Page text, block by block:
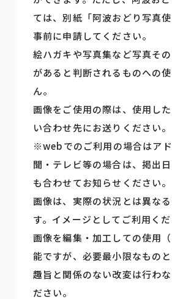
ては、別紙「阿波おどり写真
事前に申請してください。
絵ハガキや写真集など写真そ
があると判断されるものへの
ん。
画像をご使用の際は、使用し
い合わせ先にお送りください。
※webでのご利用の場合はア
聞・テレビ等の場合は、掲出
も合わせてお知らせください。
画像は、実際の状況とは異な
す。イメージとしてご利用くだ
画像を編集・加工しての使用
能ですが、必要最小限なもの
趣旨と関係のない改変は行わ
ださい。